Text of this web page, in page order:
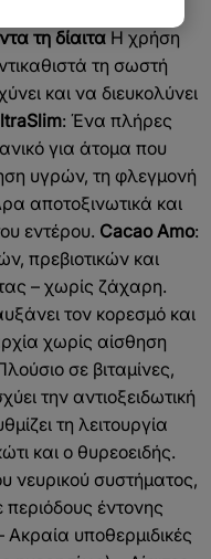
τη δίαιτα Η χρήση
τη σωστή
και να διευκολύνει
: Ένα πλήρες
για άτομα που
υγρών, τη φλεγμονή
αποτοξινωτικά και
εντέρου. Cacao Amo:
πρεβιοτικών και
– χωρίς ζάχαρη.
τον κορεσμό και
χωρίς αίσθηση
σε βιταμίνες,
την αντιοξειδωτική
τη λειτουργία
και ο θυρεοειδής.
νευρικού συστήματος,
περιόδους έντονης
Ακραία υποθερμιδικές